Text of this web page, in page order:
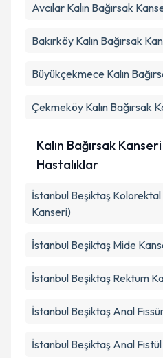
Avcılar Kalın Bağırsak
Bakırköy Kalın Bağırsak
Büyükçekmece Kalın
Çekmeköy Kalın Bağırsak
Kalın Bağırsak
Hastalıklar
İstanbul Beşiktaş Kolorektal
Kanseri)
İstanbul Beşiktaş Mide
İstanbul Beşiktaş Rektum
İstanbul Beşiktaş Anal
İstanbul Beşiktaş Anal